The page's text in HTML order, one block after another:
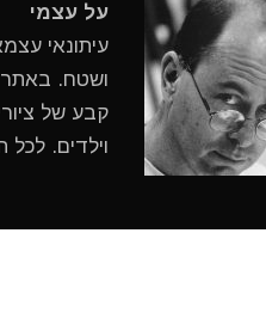
על עצמי
עיתונאי
ושטח. באתר
קבע של
וילדים.